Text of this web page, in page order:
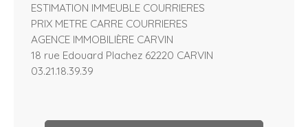
ESTIMATION IMMEUBLE COURRIERES
PRIX METRE CARRE COURRIERES
AGENCE IMMOBILIÈRE CARVIN
18 rue Edouard Plachez 62220 CARVIN
03.21.18.39.39